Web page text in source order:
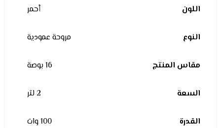
اللون أحمر
النوع مروحة عمودية
مقاس المنتج 16 بوصة
السعة 2 لتر
القدرة 100 وات